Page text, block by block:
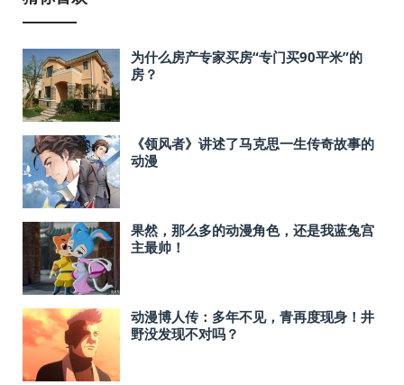
为什么房产专家买房“专门买90平米”的
房？
《领风者》讲述了马克思一生传奇故事的
动漫
果然，那么多的动漫角色，还是我蓝兔宫
主最帅！
动漫博人传：多年不见，青再度现身！井
野没发现不对吗？